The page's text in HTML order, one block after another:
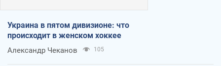
Украина в пятом дивизионе: что
происходит в женском хоккее
Александр Чеканов 105